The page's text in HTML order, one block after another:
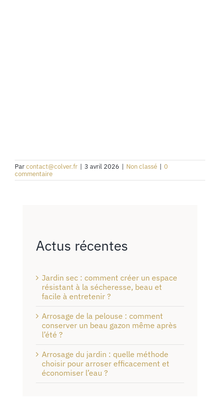
Parcontact@colver.fr | 3 avril 2026 | Non classé | 0
commentaire
Actus récentes
Jardin sec : comment créer un espace
résistant à la sécheresse, beau et
facile à entretenir ?
Arrosage de la pelouse : comment
conserver un beau gazon même après
l’été ?
Arrosage du jardin : quelle méthode
choisir pour arroser efficacement et
économiser l’eau ?